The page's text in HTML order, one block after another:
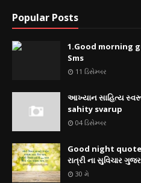
Popular Posts
1.Good morning
Sms
11 ડિસેમ્બર
આખ્યાન સાહિત્ય
sahity svarup
04 ડિસેમ્બર
Good night
રાત્રી ના સુવિચાર
30 મે